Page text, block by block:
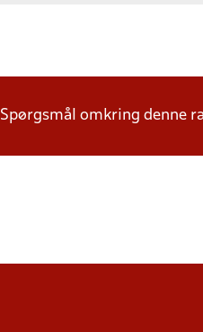
Spørgsmål omkring denne